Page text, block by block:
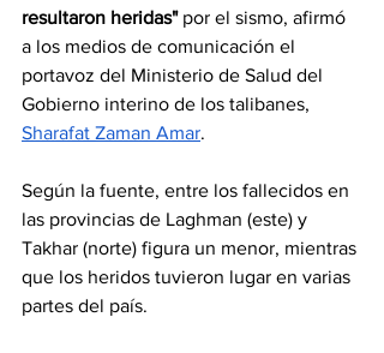
resultaron heridas" por el sismo, afirmó
a los medios de comunicación el
portavoz del Ministerio de Salud del
Gobierno interino de los talibanes,
Sharafat Zaman Amar.
Según la fuente, entre los fallecidos en
las provincias de Laghman (este) y
Takhar (norte) figura un menor, mientras
que los heridos tuvieron lugar en varias
partes del país.